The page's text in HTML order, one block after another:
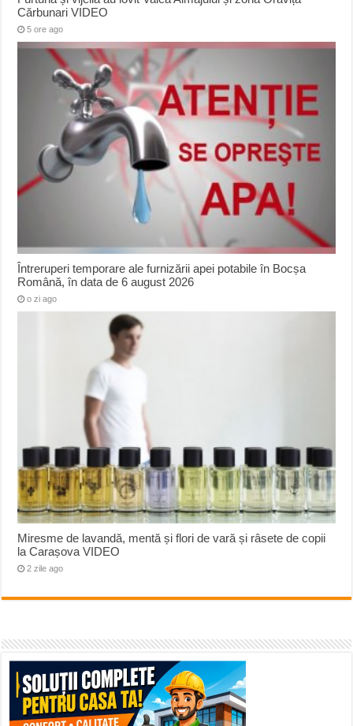
Cărbunari VIDEO
5 ore ago
Întreruperi temporare ale furnizării apei potabile în Bocșa
Română, în data de 6 august 2026
o zi ago
Miresme de lavandă, mentă și flori de vară și râsete de copii
la Carașova VIDEO
2 zile ago